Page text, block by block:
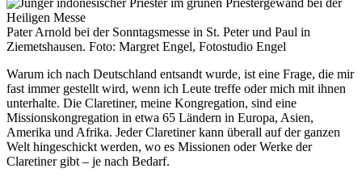
Pater Arnold bei der Sonntagsmesse in St. Peter und Paul in
Ziemetshausen. Foto: Margret Engel, Fotostudio Engel
Warum ich nach Deutschland entsandt wurde, ist eine Frage, die mir
fast immer gestellt wird, wenn ich Leute treffe oder mich mit ihnen
unterhalte. Die Claretiner, meine Kongregation, sind eine
Missionskongregation in etwa 65 Ländern in Europa, Asien,
Amerika und Afrika. Jeder Claretiner kann überall auf der ganzen
Welt hingeschickt werden, wo es Missionen oder Werke der
Claretiner gibt – je nach Bedarf.